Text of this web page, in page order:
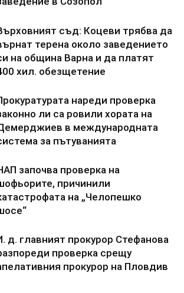
съд: Коцеви трябва да
терена около заведението
на община Варна и да платят
хил. обезщетение
нареди проверка
ли са ровили хората на
в международната
за пътуванията
започва проверка на
причинили
на „Челопешко
д. главният прокурор Стефанова
проверка срещу
прокурор на Пловдив